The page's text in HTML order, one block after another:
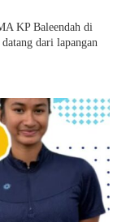
KP Baleendah di
dari lapangan